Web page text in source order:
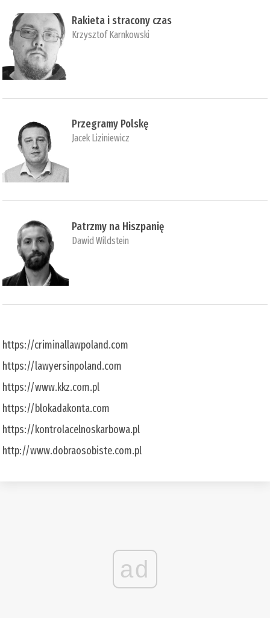
Rakieta i stracony czas
Krzysztof Karnkowski
Przegramy Polskę
Jacek Liziniewicz
Patrzmy na Hiszpanię
Dawid Wildstein
https://criminallawpoland.com
https://lawyersinpoland.com
https://www.kkz.com.pl
https://blokadakonta.com
https://kontrolacelnoskarbowa.pl
http://www.dobraosobiste.com.pl
ad